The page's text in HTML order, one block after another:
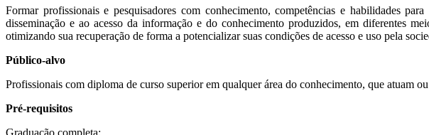
Formar profissionais e pesquisadores com conhecimento, competências e habilidades
disseminação e ao acesso da informação e do conhecimento produzidos, em diferentes
otimizando sua recuperação de forma a potencializar suas condições de acesso e uso pela
Público-alvo
Profissionais com diploma de curso superior em qualquer área do conhecimento, que atuam
Pré-requisitos
Graduação completa;